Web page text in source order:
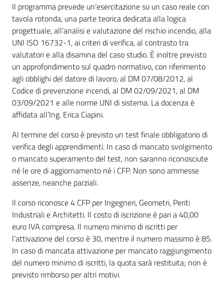
Il programma prevede un’esercitazione su un caso reale con
tavola rotonda, una parte teorica dedicata alla logica
progettuale, all’analisi e valutazione del rischio incendio, alla
UNI ISO 16732-1, ai criteri di verifica, al contrasto tra
valutatori e alla disamina del caso studio. È inoltre previsto
un approfondimento sul quadro normativo, con riferimento
agli obblighi del datore di lavoro, al DM 07/08/2012, al
Codice di prevenzione incendi, al DM 02/09/2021, al DM
03/09/2021 e alle norme UNI di sistema. La docenza è
affidata all’Ing. Erica Ciapini.
Al termine del corso è previsto un test finale obbligatorio di
verifica degli apprendimenti. In caso di mancato svolgimento
o mancato superamento del test, non saranno riconosciute
né le ore di aggiornamento né i CFP. Non sono ammesse
assenze, neanche parziali.
Il corso riconosce 4 CFP per Ingegneri, Geometri, Periti
Industriali e Architetti. Il costo di iscrizione è pari a 40,00
euro IVA compresa. Il numero minimo di iscritti per
l’attivazione del corso è 30, mentre il numero massimo è 85.
In caso di mancata attivazione per mancato raggiungimento
del numero minimo di iscritti, la quota sarà restituita; non è
previsto rimborso per altri motivi.